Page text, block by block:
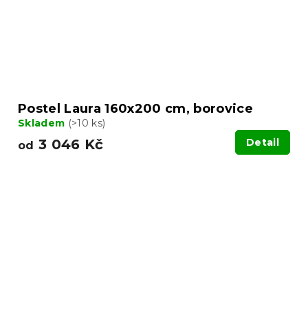
Postel Laura 160x200 cm, borovice
Skladem (>10 ks)
od 3 046 Kč Detail